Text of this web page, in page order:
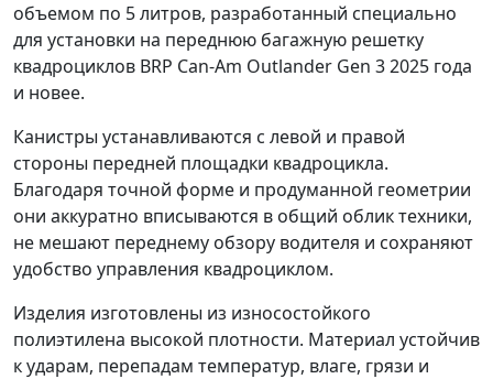
объемом по 5 литров, разработанный специально
для установки на переднюю багажную решетку
квадроциклов BRP Can-Am Outlander Gen 3 2025 года
и новее.
Канистры устанавливаются с левой и правой
стороны передней площадки квадроцикла.
Благодаря точной форме и продуманной геометрии
они аккуратно вписываются в общий облик техники,
не мешают переднему обзору водителя и сохраняют
удобство управления квадроциклом.
Изделия изготовлены из износостойкого
полиэтилена высокой плотности. Материал устойчив
к ударам, перепадам температур, влаге, грязи и